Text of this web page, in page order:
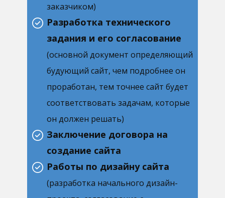
заказчиком)
Разработка технического
задания и его согласование
(основной документ определяющий
будующий сайт, чем подробнее он
проработан, тем точнее сайт будет
соответствовать задачам, которые
он должен решать)
Заключение договора на
создание сайта
Работы по дизайну сайта
(разработка начального дизайн-